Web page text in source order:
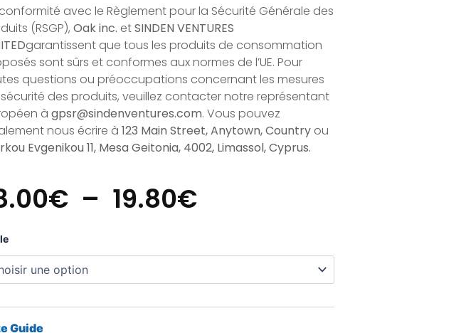
avec le Règlement pour la Sécurité Générale des
(RSGP), Oak inc. etSINDEN VENTURES
garantissent que tous les produits de consommation
sont sûrs et conformes aux normes de l’UE. Pour
questions ou préoccupations concernant les mesures
des produits, veuillez contacter notre représentant
à gpsr@sindenventures.com. Vous pouvez
nous écrire à 123 Main Street, Anytown, Country ou
Evgenikou 11, Mesa Geitonia, 4002, Limassol, Cyprus.
€ – 19.80€Plage
Prix :
18.00€
À
Guide